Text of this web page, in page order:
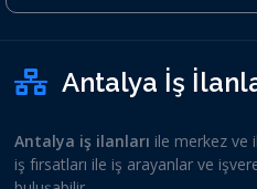
Antalya İş
Antalya iş ilanları ile merkez ve
iş fırsatları ile iş arayanlar ve